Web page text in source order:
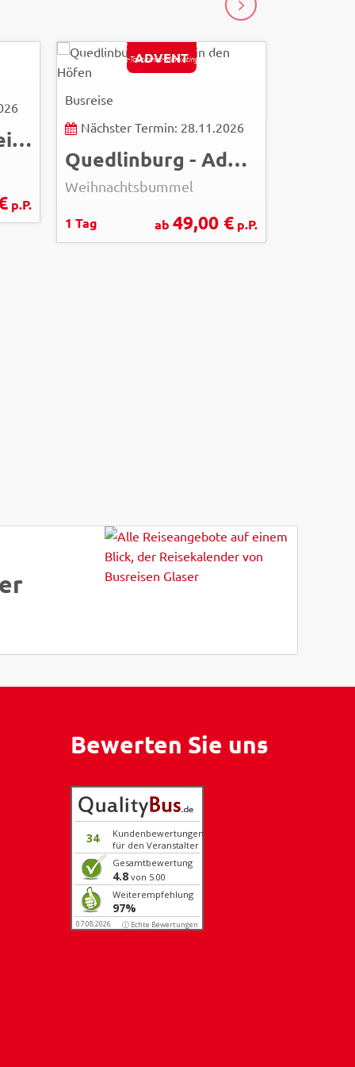
Zwiebelmarkt Weimar
p.P.
Jürgen Meusel
© Quedlinburg-Tourismus-Marketing/IMG
ADVENT
Busreise
Nächster Termin: 28.11.2026
Quedlinburg - Advent in den Höfen
Weihnachtsbummel
1 Tag ab 49,00 € p.P.
WEITER
Bewerten Sie uns
34
Kundenbewertungen
für den Veranstalter
Gesamtbewertung
4.8von 5.00
Weiterempfehlung
97%
07.08.2026 ⓘ Echte Bewertungen